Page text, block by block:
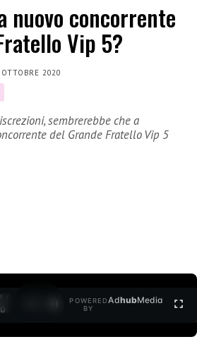
nuovo concorrente
Vip 5?
2020
sembrerebbe che a
del Grande Fratello Vip 5
/
POWERED
BY
AdhubMedia